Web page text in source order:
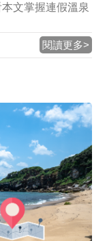
文掌握連假溫泉
閱讀更多>